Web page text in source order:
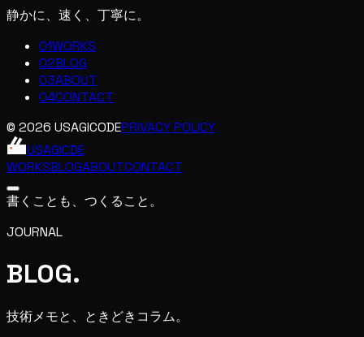
静かに、速く、丁寧に。
01WORKS
02BLOG
03ABOUT
04CONTACT
© 2026 USAGICODEPRIVACY POLICY
USAGICDE
WORKSBLOGABOUTCONTACT
書くことも、つくること。
JOURNAL
BLOG.
技術メモと、ときどきコラム。